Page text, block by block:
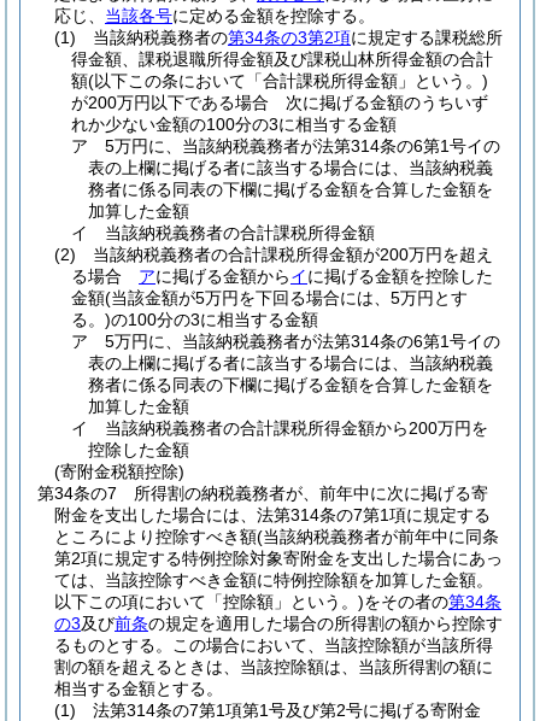
応じ、 当該各号に定める金額を控除する。
(1)
当該納税義務者の第34条の3第2項に規定する課税総所
得金額、課税退職所得金額及び課税山林所得金額の合計
額(以下この条において「合計課税所得金額」という。)
が200万円以下である場合 次に掲げる金額のうちいず
れか少ない金額の100分の3に相当する金額
ア
5万円に、当該納税義務者が法第314条の6第1号イの
表の上欄に掲げる者に該当する場合には、当該納税義
務者に係る同表の下欄に掲げる金額を合算した金額を
加算した金額
イ
当該納税義務者の合計課税所得金額
(2)
当該納税義務者の合計課税所得金額が200万円を超え
る場合 アに掲げる金額からイに掲げる金額を控除した
金額(当該金額が5万円を下回る場合には、5万円とす
る。)の100分の3に相当する金額
ア
5万円に、当該納税義務者が法第314条の6第1号イの
表の上欄に掲げる者に該当する場合には、当該納税義
務者に係る同表の下欄に掲げる金額を合算した金額を
加算した金額
イ
当該納税義務者の合計課税所得金額から200万円を
控除した金額
(寄附金税額控除)
第34条の7
所得割の納税義務者が、前年中に次に掲げる寄
附金を支出した場合には、法第314条の7第1項に規定する
ところにより控除すべき額(当該納税義務者が前年中に同条
第2項に規定する特例控除対象寄附金を支出した場合にあっ
ては、当該控除すべき金額に特例控除額を加算した金額。
以下この項において「控除額」という。)をその者の第34条
の3及び前条の規定を適用した場合の所得割の額から控除す
るものとする。
この場合において、当該控除額が当該所得
割の額を超えるときは、当該控除額は、当該所得割の額に
相当する金額とする。
(1)
法第314条の7第1項第1号及び第2号に掲げる寄附金